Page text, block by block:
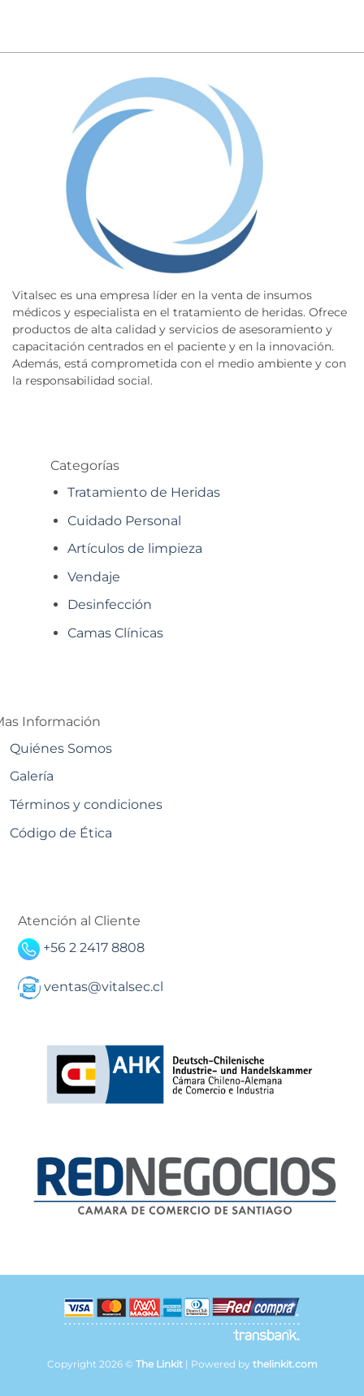
Vitalsec es una empresa líder en la venta de insumos
médicos y especialista en el tratamiento de heridas. Ofrece
productos de alta calidad y servicios de asesoramiento y
capacitación centrados en el paciente y en la innovación.
Además, está comprometida con el medio ambiente y con
la responsabilidad social.
Categorías
Tratamiento de Heridas
Cuidado Personal
Artículos de limpieza
Vendaje
Desinfección
Camas Clínicas
Información
Quiénes Somos
Galería
Términos y condiciones
Código de Ética
Atención al Cliente
+56 2 2417 8808
ventas@vitalsec.cl
Copyright 2026 © The Linkit| Powered by thelinkit.com